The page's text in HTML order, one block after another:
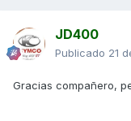
JD400
Publicado 21
Gracias compañero,